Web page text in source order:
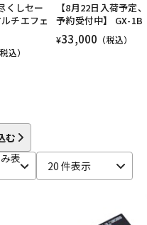
くしセー
チエフェ
税込）
【8月22日入荷予定
予約受付中】 GX-1B
¥33,000 （税込）
む
表
20 件表示